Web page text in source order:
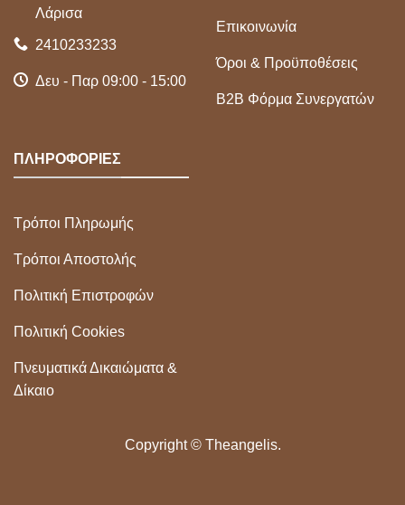
Λάρισα
2410233233
Δευ - Παρ 09:00 - 15:00
Επικοινωνία
Όροι & Προϋποθέσεις
Β2Β Φόρμα Συνεργατών
ΠΛΗΡΟΦΟΡΙΕΣ
Τρόποι Πληρωμής
Τρόποι Αποστολής
Πολιτική Επιστροφών
Πολιτική Cookies
Πνευματικά Δικαιώματα &
Δίκαιο
Copyright © Theangelis.